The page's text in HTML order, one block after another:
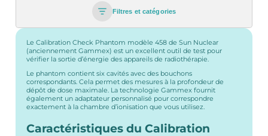
Filtres et catégories
Le Calibration Check Phantom modèle 458 de Sun Nuclear
(anciennement Gammex) est un excellent outil de test pour
vérifier la sortie d’énergie des appareils de radiothérapie.
Le phantom contient six cavités avec des bouchons
correspondants. Cela permet des mesures à la profondeur de
dépôt de dose maximale. La technologie Gammex fournit
également un adaptateur personnalisé pour correspondre
exactement à la chambre d’ionisation que vous utilisez.
Caractéristiques du Calibration